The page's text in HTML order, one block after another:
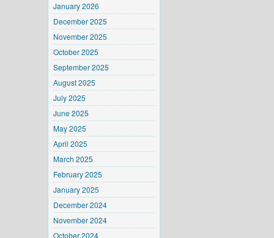
January 2026
December 2025
November 2025
October 2025
September 2025
August 2025
July 2025
June 2025
May 2025
April 2025
March 2025
February 2025
January 2025
December 2024
November 2024
October 2024